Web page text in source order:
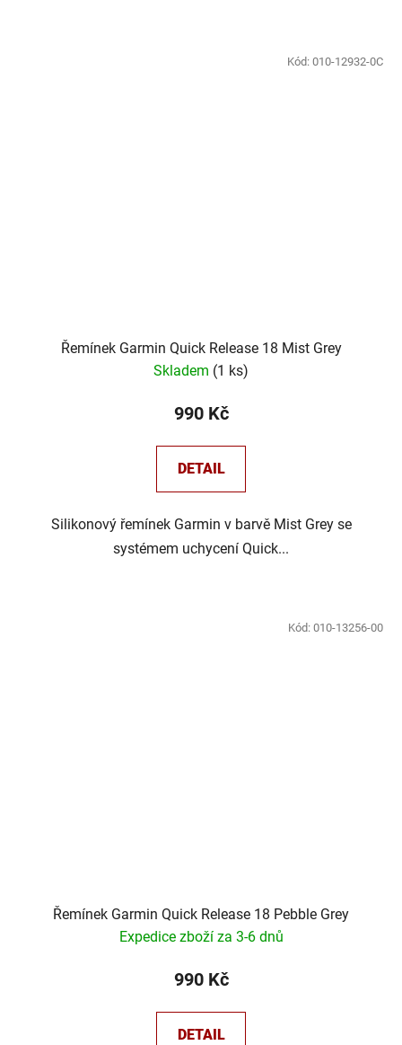
Řemínek Garmin Quick Release 18 Mist Grey
Skladem (1 ks)
990 Kč
DETAIL
Silikonový řemínek Garmin v barvě Mist Grey se
systémem uchycení Quick...
Kód: 010-12932-0C
Řemínek Garmin Quick Release 18 Pebble Grey
Expedice zboží za 3-6 dnů
990 Kč
DETAIL
Kód: 010-13256-00